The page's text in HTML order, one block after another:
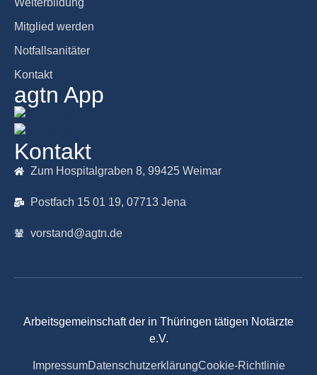
Mitglied werden
Notfallsanitäter
Kontakt
agtn App
Kontakt
Zum Hospitalgraben 8, 99425 Weimar
Postfach 15 01 19, 07713 Jena
vorstand@agtn.de
Arbeitsgemeinschaft der in Thüringen tätigen Notärzte
e.V.
ImpressumDatenschutzerklärungCookie-Richtlinie